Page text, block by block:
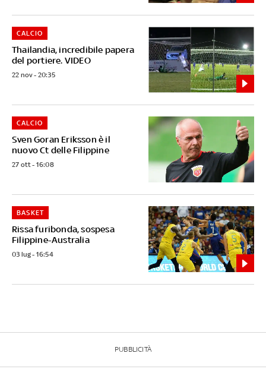
Thailandia, incredibile papera
del portiere. VIDEO
CALCIO
22 nov - 20:35
Sven Goran Eriksson è il
nuovo Ct delle Filippine
CALCIO
27 ott - 16:08
Rissa furibonda, sospesa
Filippine-Australia
BASKET
03 lug - 16:54
PUBBLICITÀ